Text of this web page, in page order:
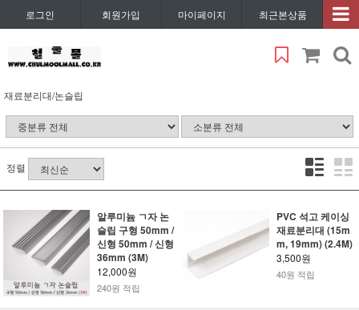
로그인 회원가입 마이페이지 최근본상품
재료분리대/논슬립
정렬
알루미늄 ㄱ자 논
슬립 구형 50mm /
신형 50mm / 신형
36mm (3M)
12,000원
240원 적립
PVC 석고 케이싱
재료분리대 (15m
m, 19mm) (2.4M)
3,500원
40원 적립